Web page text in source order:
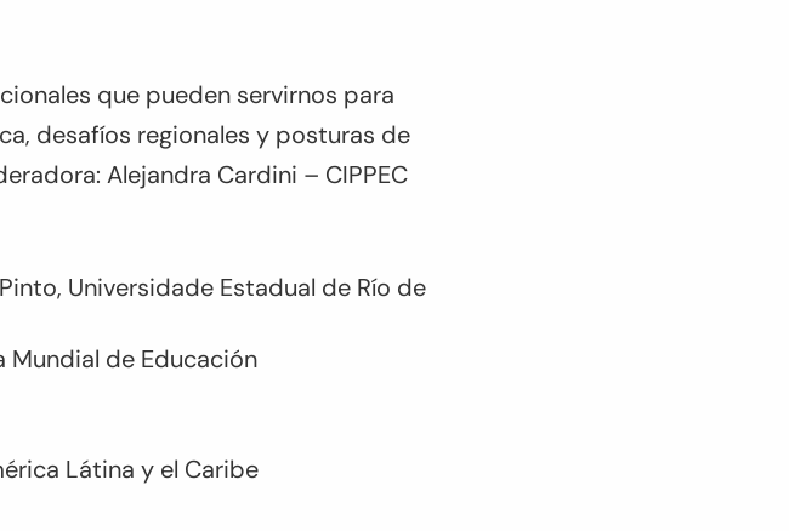
que pueden servirnos para
desafíos regionales y posturas de
Alejandra Cardini – CIPPEC
Universidade Estadual de Río de
Mundial de Educación
Látina y el Caribe